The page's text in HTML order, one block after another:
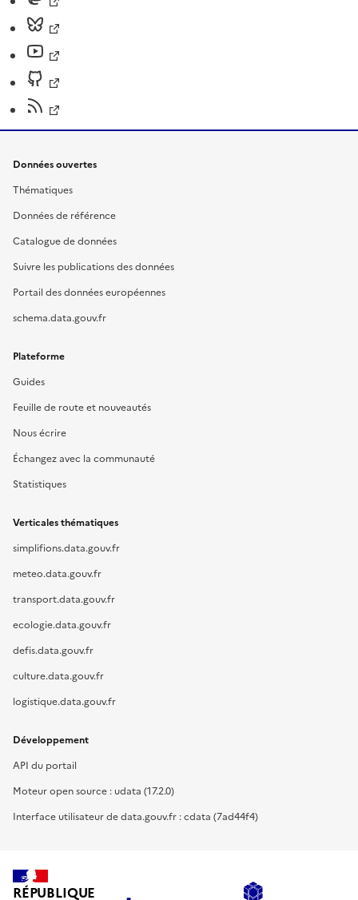
Données ouvertes
Thématiques
Données de référence
Catalogue de données
Suivre les publications des données
Portail des données européennes
schema.data.gouv.fr
Plateforme
Guides
Feuille de route et nouveautés
Nous écrire
Échangez avec la communauté
Statistiques
Verticales thématiques
simplifions.data.gouv.fr
meteo.data.gouv.fr
transport.data.gouv.fr
ecologie.data.gouv.fr
defis.data.gouv.fr
culture.data.gouv.fr
logistique.data.gouv.fr
Développement
API du portail
Moteur open source : udata (17.2.0)
Interface utilisateur de data.gouv.fr : cdata (7ad44f4)
RÉPUBLIQUE